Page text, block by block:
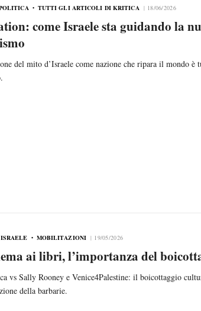
TUTTI GLI ARTICOLI DI KRITICA 18/06/2026
come Israele sta guidando la
del mito d’Israele come nazione che ripara il mondo è
ISRAELE MOBILITAZIONI 19/05/2026
ai libri, l’importanza del
vs Sally Rooney e Venice4Palestine: il boicottaggio
della barbarie.